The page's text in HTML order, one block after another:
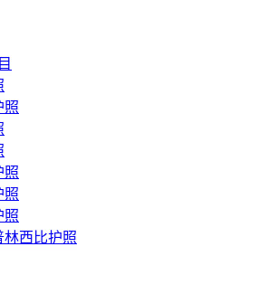
照
照
照
照
林西比护照